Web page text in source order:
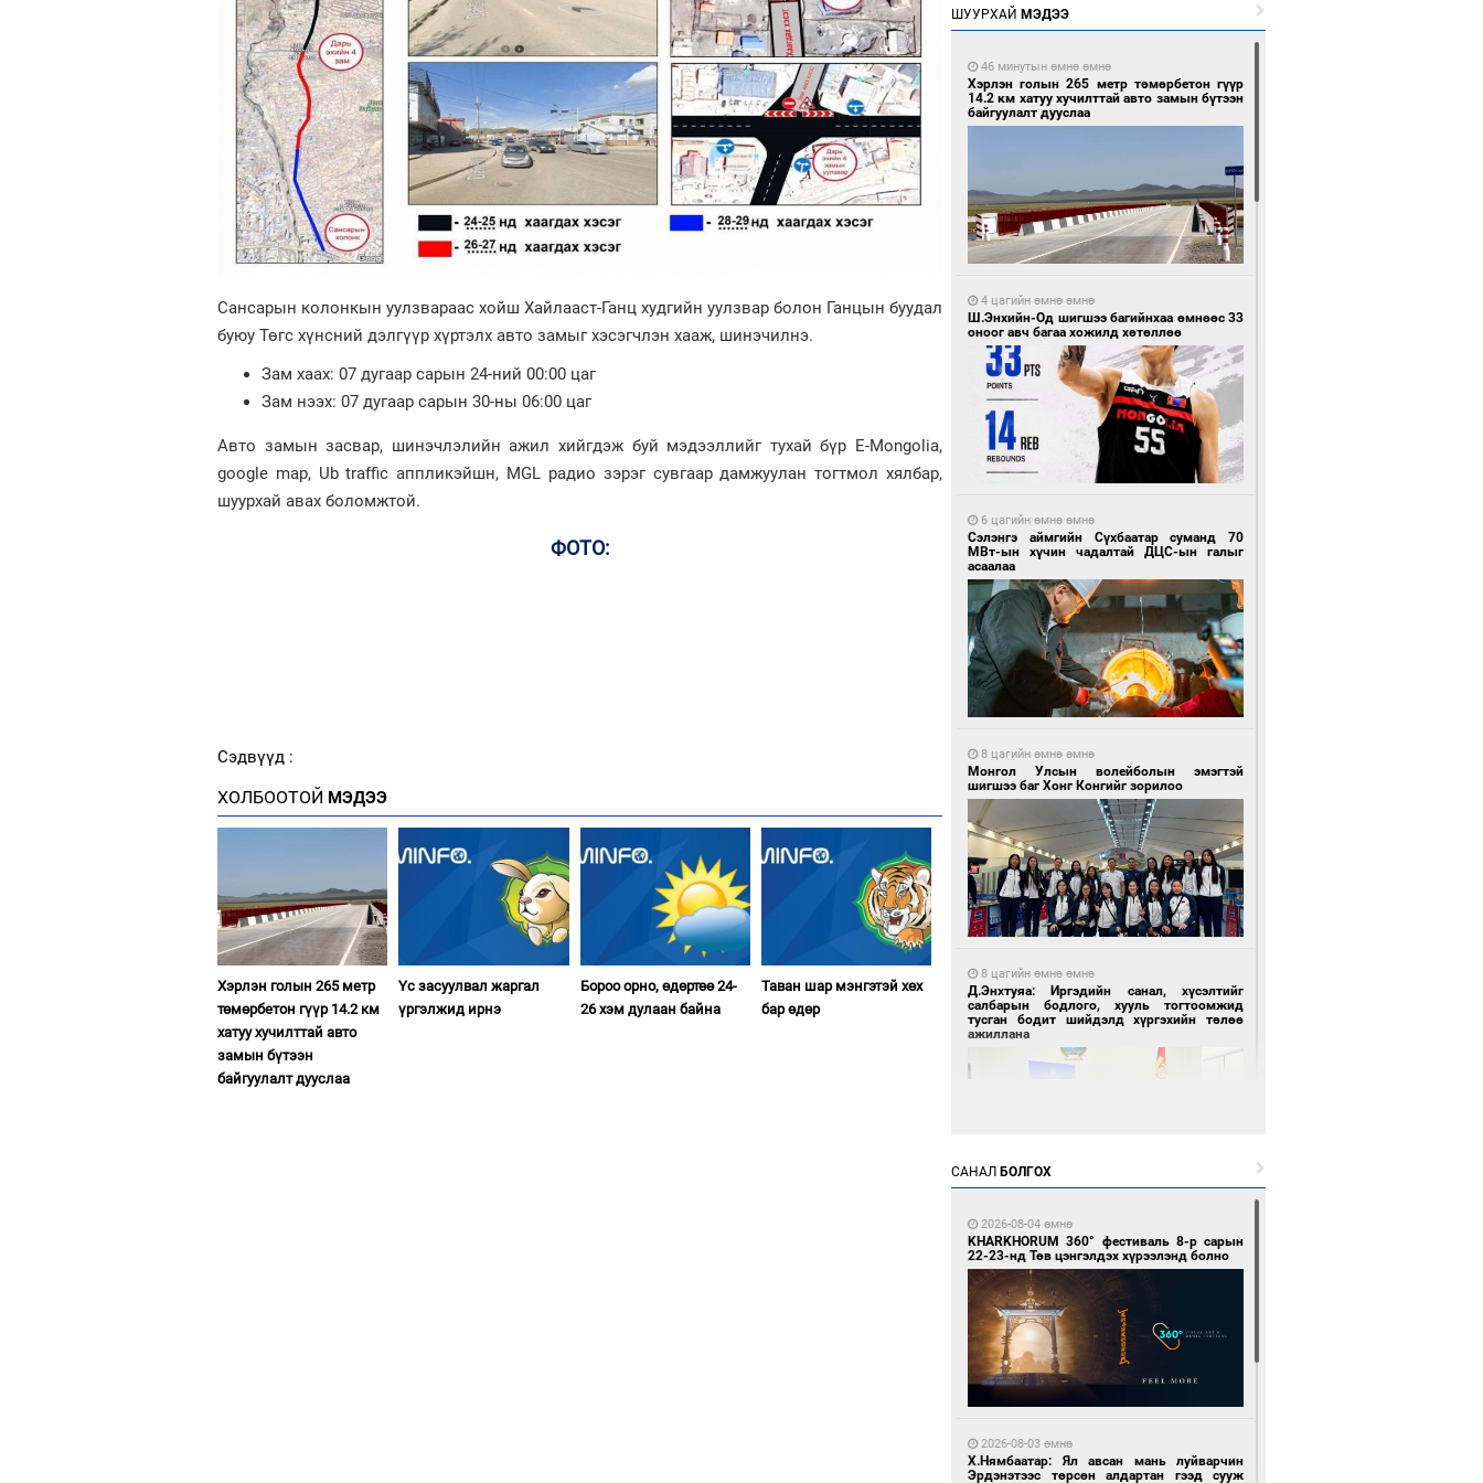
Сансарын колонкын уулзвараас хойш Хайлааст-Ганц худгийн уулзвар болон Ганцын буудал
буюу Төгс хүнсний дэлгүүр хүртэлх авто замыг хэсэгчлэн хааж, шинэчилнэ.
Зам хаах: 07 дугаар сарын 24-ний 00:00 цаг
Зам нээх: 07 дугаар сарын 30-ны 06:00 цаг
Авто замын засвар, шинэчлэлийн ажил хийгдэж буй мэдээллийг тухай бүр E-Mongolia,
google map, Ub traffic аппликэйшн, MGL радио зэрэг сувгаар дамжуулан тогтмол хялбар,
шуурхай авах боломжтой.
ФОТО:
Сэдвүүд :
ХОЛБООТОЙ МЭДЭЭ
Хэрлэн голын 265 метр
төмөрбетон гүүр 14.2 км
хатуу хучилттай авто
замын бүтээн
байгуулалт дууслаа
Үс засуулвал жаргал
үргэлжид ирнэ
Бороо орно, өдөртөө 24-
26 хэм дулаан байна
Таван шар мэнгэтэй хөх
бар өдөр
ШУУРХАЙ МЭДЭЭ
46 минутын өмнө өмнө
Хэрлэн голын 265 метр төмөрбетон гүүр
14.2 км хатуу хучилттай авто замын бүтээн
байгуулалт дууслаа
4 цагийн өмнө өмнө
Ш.Энхийн-Од шигшээ багийнхаа өмнөөс 33
оноог авч багаа хожилд хөтөллөө
6 цагийн өмнө өмнө
Сэлэнгэ аймгийн Сүхбаатар суманд 70
МВт-ын хүчин чадалтай ДЦС-ын галыг
асаалаа
8 цагийн өмнө өмнө
Монгол Улсын волейболын эмэгтэй
шигшээ баг Хонг Конгийг зорилоо
8 цагийн өмнө өмнө
Д.Энхтуяа: Иргэдийн санал, хүсэлтийг
салбарын бодлого, хууль тогтоомжид
тусган бодит шийдэлд хүргэхийн төлөө
ажиллана
8 цагийн өмнө өмнө
Үс засуулвал жаргал үргэлжид ирнэ
Бороо орно, өдөртөө 24-26 хэм дулаан
байна
САНАЛ БОЛГОХ
2026-08-04 өмнө
KHARKHORUM 360° фестиваль 8-р сарын
22-23-нд Төв цэнгэлдэх хүрээлэнд болно
2026-08-03 өмнө
Х.Нямбаатар: Ял авсан мань луйварчин
Эрдэнэтээс төрсөн алдартан гээд сууж